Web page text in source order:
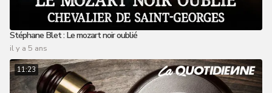
Stéphane Blet : Le mozart noir oublié
il y a 5 ans
11:23